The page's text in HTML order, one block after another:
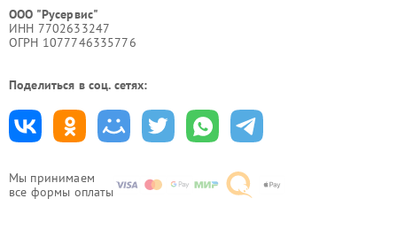
Мы принимаем
все формы оплаты
ООО "Русервис"
ИНН 7702633247
ОГРН 1077746335776
Поделиться в соц. сетях: